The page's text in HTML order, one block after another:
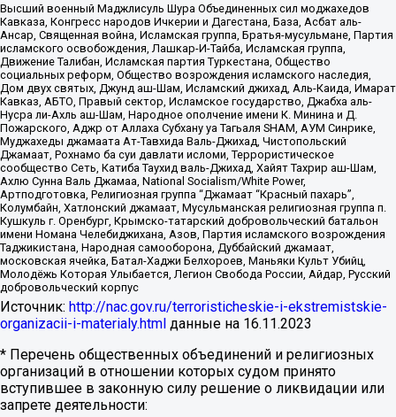
Высший военный Маджлисуль Шура Объединенных сил моджахедов
Кавказа, Конгресс народов Ичкерии и Дагестана, База, Асбат аль-
Ансар, Священная война, Исламская группа, Братья-мусульмане, Партия
исламского освобождения, Лашкар-И-Тайба, Исламская группа,
Движение Талибан, Исламская партия Туркестана, Общество
социальных реформ, Общество возрождения исламского наследия,
Дом двух святых, Джунд аш-Шам, Исламский джихад, Аль-Каида, Имарат
Кавказ, АБТО, Правый сектор, Исламское государство, Джабха аль-
Нусра ли-Ахль аш-Шам, Народное ополчение имени К. Минина и Д.
Пожарского, Аджр от Аллаха Субхану уа Тагьаля SHAM, АУМ Синрике,
Муджахеды джамаата Ат-Тавхида Валь-Джихад, Чистопольский
Джамаат, Рохнамо ба суи давлати исломи, Террористическое
сообщество Сеть, Катиба Таухид валь-Джихад, Хайят Тахрир аш-Шам,
Ахлю Сунна Валь Джамаа, National Socialism/White Power,
Артподготовка, Религиозная группа “Джамаат “Красный пахарь”,
Колумбайн, Хатлонский джамаат, Мусульманская религиозная группа п.
Кушкуль г. Оренбург, Крымско-татарский добровольческий батальон
имени Номана Челебиджихана, Азов, Партия исламского возрождения
Таджикистана, Народная самооборона, Дуббайский джамаат,
московская ячейка, Батал-Хаджи Белхороев, Маньяки Культ Убийц,
Молодёжь Которая Улыбается, Легион Свобода России, Айдар, Русский
добровольческий корпус
Источник: http://nac.gov.ru/terroristicheskie-i-ekstremistskie-
organizacii-i-materialy.html данные на 16.11.2023
* Перечень общественных объединений и религиозных
организаций в отношении которых судом принято
вступившее в законную силу решение о ликвидации или
запрете деятельности: